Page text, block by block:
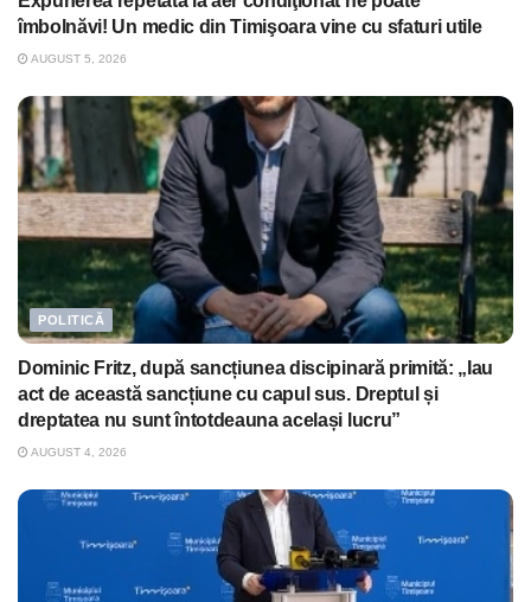
îmbolnăvi! Un medic din Timişoara vine cu sfaturi utile
AUGUST 5, 2026
POLITICĂ
Dominic Fritz, după sancțiunea discipinară primită: „Iau
act de această sancțiune cu capul sus. Dreptul și
dreptatea nu sunt întotdeauna același lucru”
AUGUST 4, 2026